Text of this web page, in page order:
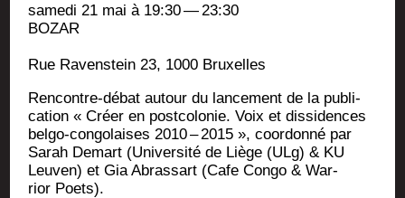
same­di 21 mai à 19:30 — 23:30
BOZAR
Rue Raven­stein 23, 1000 Bruxelles
Ren­contre-débat autour du lan­ce­ment de la publi­
ca­tion « Créer en post­co­lo­nie. Voix et dis­si­dences
bel­go-congo­laises 2010 – 2015 », coor­don­né par
Sarah Demart (Uni­ver­si­té de Liège (ULg) & KU
Leu­ven) et Gia Abras­sart (Cafe Congo & War­
rior Poets).